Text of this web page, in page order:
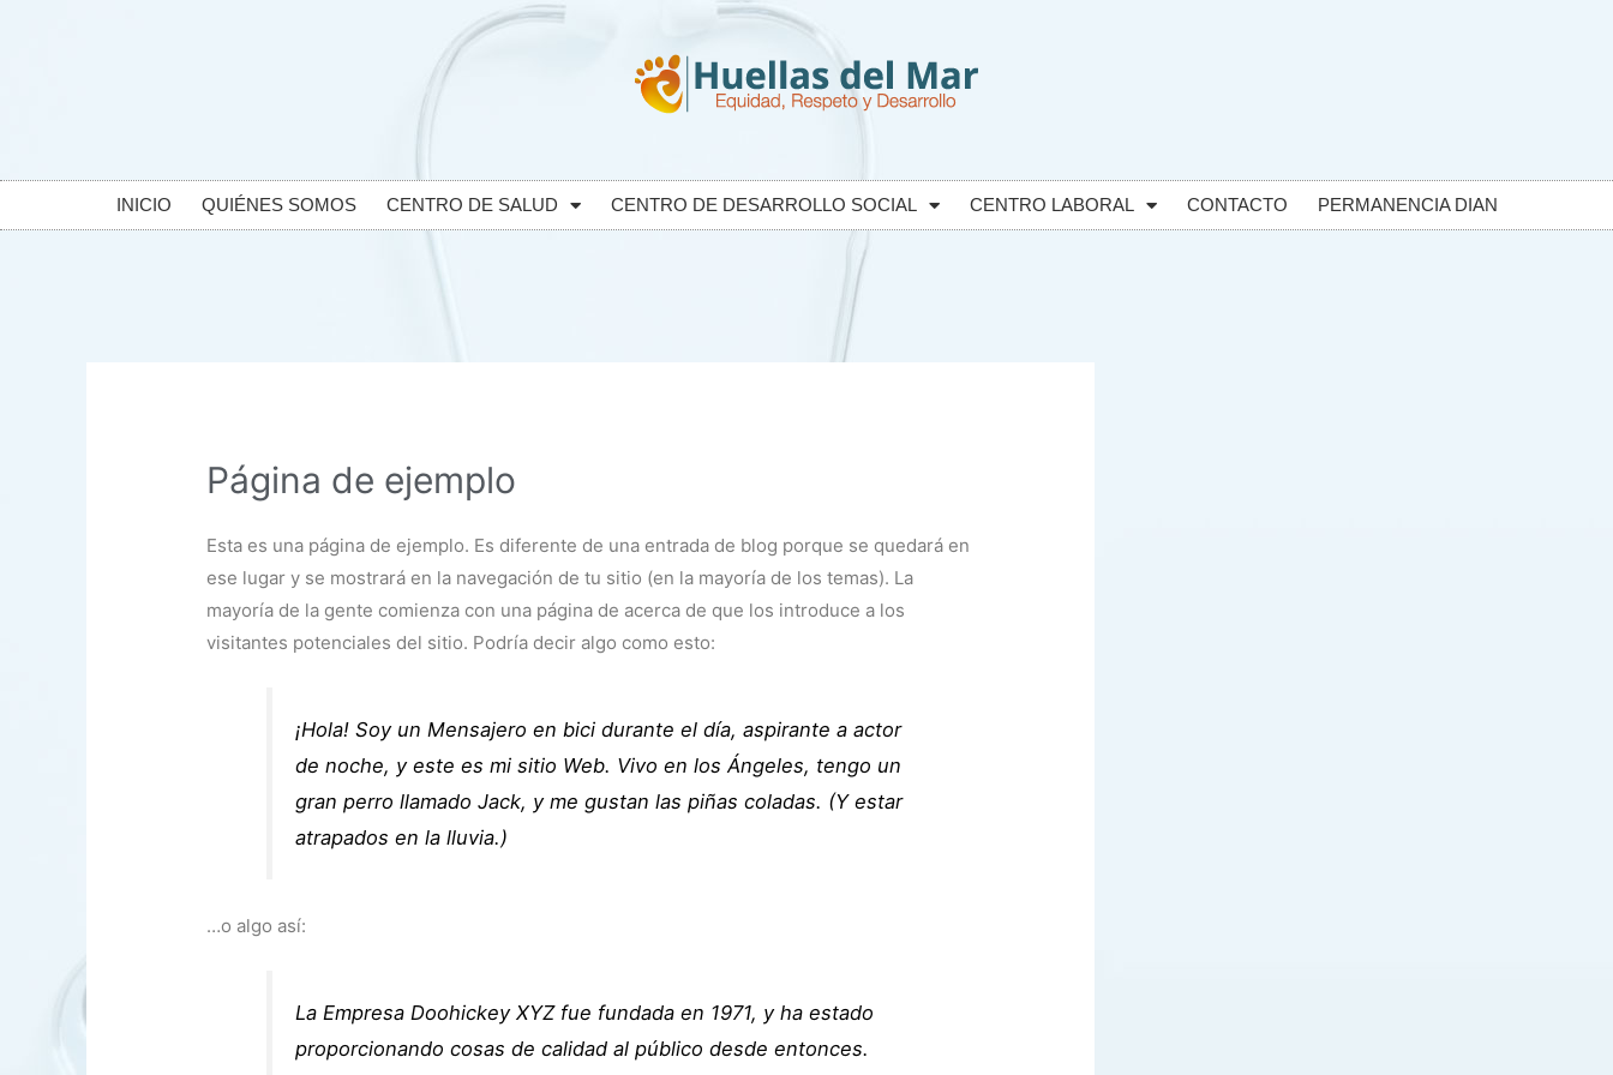
INICIO QUIÉNES SOMOS CENTRO DE SALUD CENTRO DE DESARROLLO SOCIAL CENTRO LABORAL CONTACTO PERMANENCIA DIAN
Página de ejemplo
Esta es una página de ejemplo. Es diferente de una entrada de blog porque se quedará en
ese lugar y se mostrará en la navegación de tu sitio (en la mayoría de los temas). La
mayoría de la gente comienza con una página de acerca de que los introduce a los
visitantes potenciales del sitio. Podría decir algo como esto:
¡Hola! Soy un Mensajero en bici durante el día, aspirante a actor
de noche, y este es mi sitio Web. Vivo en los Ángeles, tengo un
gran perro llamado Jack, y me gustan las piñas coladas. (Y estar
atrapados en la lluvia.)
…o algo así:
La Empresa Doohickey XYZ fue fundada en 1971, y ha estado
proporcionando cosas de calidad al público desde entonces.